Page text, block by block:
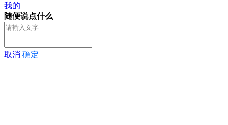
我的
随便说点什么
取消 确定